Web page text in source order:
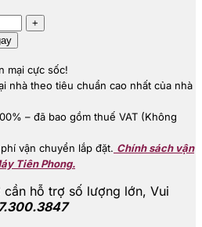
mại cực sốc!
nhà theo tiêu chuẩn cao nhất của nhà
– đã bao gồm thuế VAT (Không
vận chuyển lắp đặt. Chính sách vận
Tiên Phong.
cần hỗ trợ số lượng lớn, Vui